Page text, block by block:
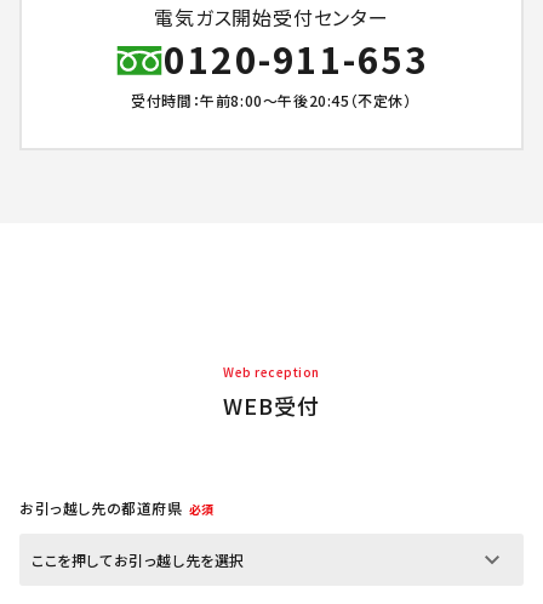
電気ガス開始受付センター
0120-911-653
受付時間：午前8:00～午後20:45（不定休）
Web reception
WEB受付
お引っ越し先の都道府県 必須